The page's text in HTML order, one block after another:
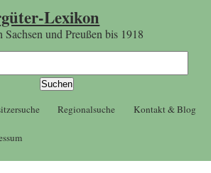
Lexikon
und Preußen bis 1918
Regionalsuche Kontakt & Blog